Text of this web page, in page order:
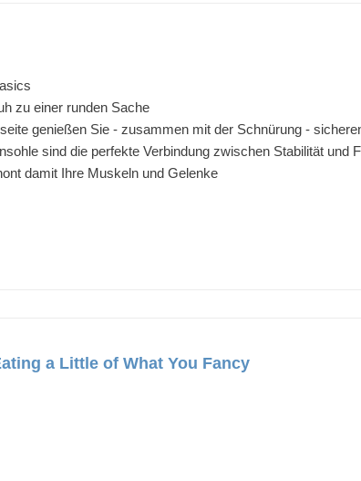
zu einer runden Sache
genießen Sie - zusammen mit der Schnürung -
sind die perfekte Verbindung zwischen Stabilität und
damit Ihre Muskeln und Gelenke
a Little of What You Fancy